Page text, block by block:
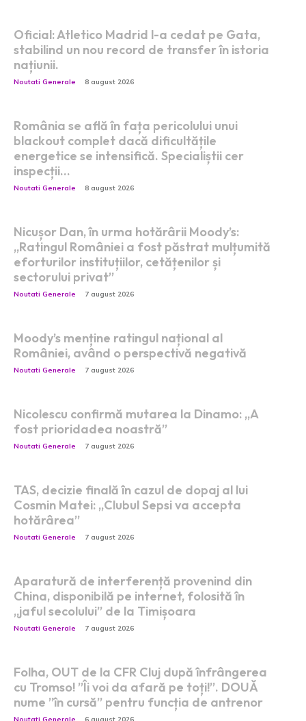
Oficial: Atletico Madrid l-a cedat pe Gata,
stabilind un nou record de transfer în istoria
națiunii.
Noutati Generale 8 august 2026
România se află în fața pericolului unui
blackout complet dacă dificultățile
energetice se intensifică. Specialiștii cer
inspecții…
Noutati Generale 8 august 2026
Nicușor Dan, în urma hotărârii Moody’s:
„Ratingul României a fost păstrat mulțumită
eforturilor instituțiilor, cetățenilor și
sectorului privat”
Noutati Generale 7 august 2026
Moody’s menține ratingul național al
României, având o perspectivă negativă
Noutati Generale 7 august 2026
Nicolescu confirmă mutarea la Dinamo: „A
fost prioridadea noastră”
Noutati Generale 7 august 2026
TAS, decizie finală în cazul de dopaj al lui
Cosmin Matei: „Clubul Sepsi va accepta
hotărârea”
Noutati Generale 7 august 2026
Aparatură de interferență provenind din
China, disponibilă pe internet, folosită în
„jaful secolului” de la Timișoara
Noutati Generale 7 august 2026
Folha, OUT de la CFR Cluj după înfrângerea
cu Tromso! ”Îi voi da afară pe toți!”. DOUĂ
nume ”în cursă” pentru funcția de antrenor